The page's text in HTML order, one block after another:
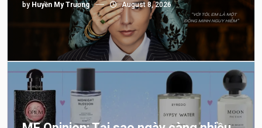
by Huyền My Trương August 8, 2026